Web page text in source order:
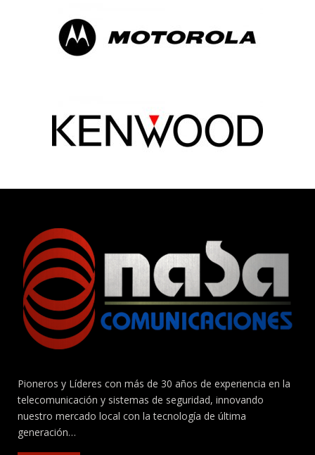
Pioneros y Líderes con más de 30 años de experiencia en la
telecomunicación y sistemas de seguridad, innovando
nuestro mercado local con la tecnología de última
generación…